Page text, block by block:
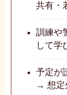
共有・
訓練や
して学
予定が
→ 想定